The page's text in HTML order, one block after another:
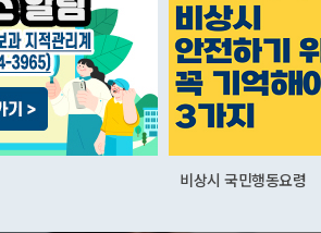
군산먹거리통합지원센